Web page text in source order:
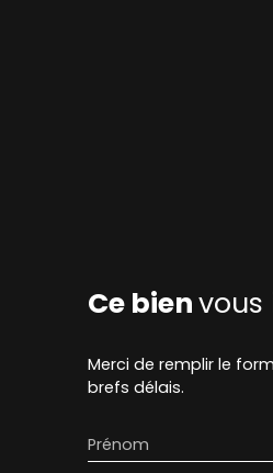
Ce bienvous
Merci de remplir le
brefs délais.
Prénom